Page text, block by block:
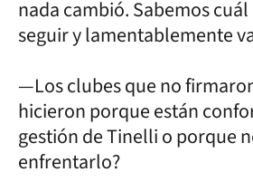
nada cambió. Sabemos
seguir y lamentablemente
—Los clubes que no
hicieron porque están
gestión de Tinelli o porque
enfrentarlo?